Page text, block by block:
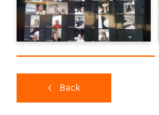
แม่ฟ้าหลวงในพระบรมราชูปถัมภ์ดร.เ
สรรพากร กระทรวงการคลังจิราพร ขา
กรรมการผู้จัดการใหญ่ บริษัท ปตท. น้ำ
รื่นวดี สุวรรณมงคลเลขาธิการ สำนักง
ตลาดหลักทรัพย์ (ก.ล.ต.)
VP of Data Innovation Lab บริษัท เซ
กรรมการบริหารและผู้ร่วมก่อตั้ง บริษัท
Back